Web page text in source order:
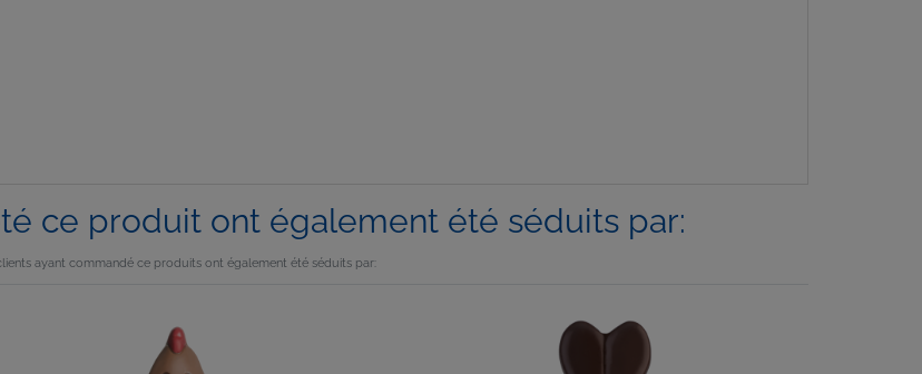
ce produit ont également été séduits par:
ayant commandé ce produits ont également été séduits par: